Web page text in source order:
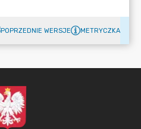
POPRZEDNIE WERSJE METRYCZKA